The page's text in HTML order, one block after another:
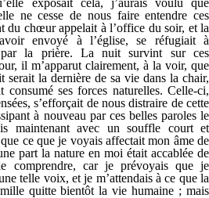
exposait cela, j’aurais voulu que
ne cesse de nous faire entendre ces
du chœur appelait à l’office du soir, et la
envoyé à l’église, se réfugiait à
la prière. La nuit survint sur ces
il m’apparut clairement, à la voir, que
serait la dernière de sa vie dans la chair,
ses forces naturelles. Celle-ci,
s’efforçait de nous distraire de cette
à nouveau par ces belles paroles le
maintenant avec un souffle court et
ce que je voyais affectait mon âme de
part la nature en moi était accablée de
comprendre, car je prévoyais que je
telle voix, et je m’attendais à ce que la
quitte bientôt la vie humaine ; mais